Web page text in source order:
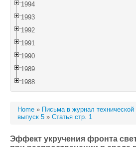
1994
1993
1992
1991
1990
1989
1988
Home » Письма в журнал
выпуск 5 » Статья стр. 1
Эффект укручения фронта